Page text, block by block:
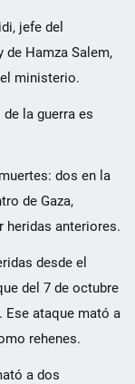
jefe del
Hamza Salem,
ministerio.
la guerra es
dos en la
de Gaza,
heridas anteriores.
desde el
del 7 de octubre
Ese ataque mató a
rehenes.
a dos